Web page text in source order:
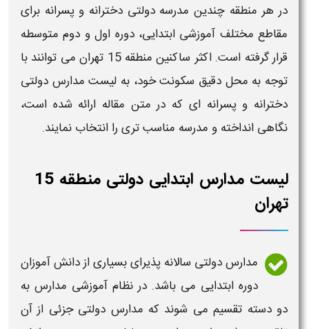
چندینمدرسه دولتی دخترانه و پسرانهبرای
آموزشی ابتدایی، دوره اول و دوم متوسطه
است. اکثر ساکنین منطقه 15 تهران
می توانند با
محل دقیق سکونت خود، بهلیست مدارس دولتی
پسرانهای که در متن مقاله ارائه شده است،
و مدرسه مناسب تری را انتخاب نمایند.
لیست مدارس ابتدایی دولتی منطقه 15
دولتیسالانه پذیرای بسیاری از دانش آموزان
ابتدایی می باشد. در نظام آموزشیمدارسبه
تقسیم می شوند کهمدارس دولتیجزئی از آن